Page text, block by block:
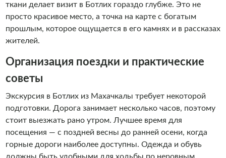
ткани делает визит в Ботлих гораздо глубже. Это не
просто красивое место, а точка на карте с богатым
прошлым, которое ощущается в его камнях и в рассказах
жителей.
Организация поездки и практические
советы
Экскурсия в Ботлих из Махачкалы требует некоторой
подготовки. Дорога занимает несколько часов, поэтому
стоит выезжать рано утром. Лучшее время для
посещения — с поздней весны до ранней осени, когда
горные дороги наиболее доступны. Одежда и обувь